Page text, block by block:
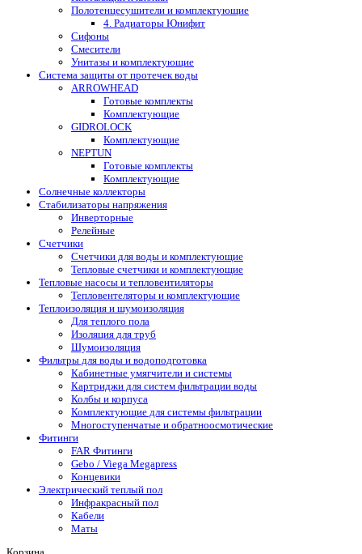
Полотенцесушители и комплектующие
4. Радиаторы Юнифит
Сифоны
Смесители
Унитазы и комплектующие
Система защиты от протечек воды
ARROWHEAD
Готовые комплекты
Комплектующие
GIDROLOCK
Комплектующие
NEPTUN
Готовые комплекты
Комплектующие
Солнечные коллекторы
Стабилизаторы напряжения
Инверторные
Релейные
Счетчики
Счетчики для воды и комплектующие
Тепловые счетчики и комплектующие
Тепловые насосы и тепловентиляторы
Тепловентеляторы и комплектующие
Теплоизоляция и шумоизоляция
Для теплого пола
Изоляция для труб
Шумоизоляция
Фильтры для воды и водоподготовка
Кабинетные умягчители и системы
Картриджи для систем фильтрации воды
Колбы и корпуса
Комплектующие для системы фильтрации
Многоступенчатые и обратноосмотические
Фитинги
FAR Фитинги
Gebo / Viega Megapress
Концевики
Электрический теплый пол
Инфракрасный пол
Кабели
Маты